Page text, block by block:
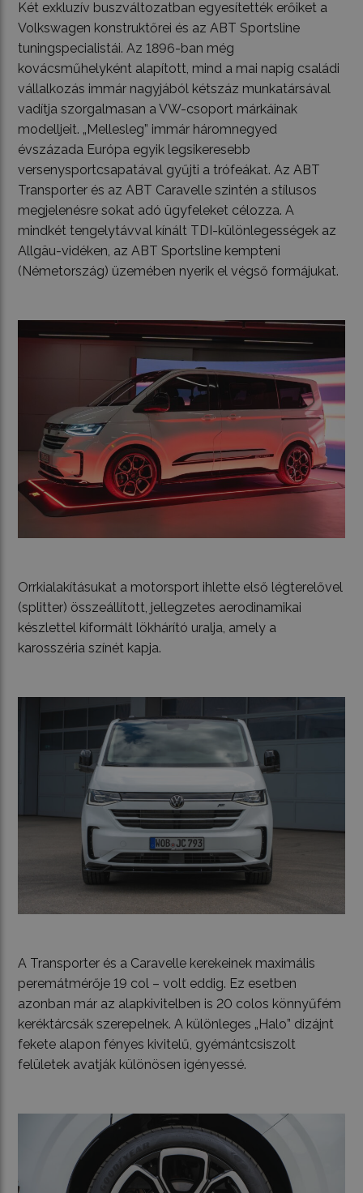
Két exkluzív buszváltozatban egyesítették erőiket a
Volkswagen konstruktőrei és az ABT Sportsline
tuningspecialistái. Az 1896-ban még
kovácsműhelyként alapított, mind a mai napig családi
vállalkozás immár nagyjából kétszáz munkatársával
vadítja szorgalmasan a VW-csoport márkáinak
modelljeit. „Mellesleg” immár háromnegyed
évszázada Európa egyik legsikeresebb
versenysportcsapatával gyűjti a trófeákat. Az ABT
Transporter és az ABT Caravelle szintén a stílusos
megjelenésre sokat adó ügyfeleket célozza. A
mindkét tengelytávval kínált TDI-különlegességek az
Allgäu-vidéken, az ABT Sportsline kempteni
(Németország) üzemében nyerik el végső formájukat.
Orrkialakításukat a motorsport ihlette első légterelővel
(splitter) összeállított, jellegzetes aerodinamikai
készlettel kiformált lökhárító uralja, amely a
karosszéria színét kapja.
A Transporter és a Caravelle kerekeinek maximális
peremátmérője 19 col – volt eddig. Ez esetben
azonban már az alapkivitelben is 20 colos könnyűfém
keréktárcsák szerepelnek. A különleges „Halo” dizájnt
fekete alapon fényes kivitelű, gyémántcsiszolt
felületek avatják különösen igényessé.